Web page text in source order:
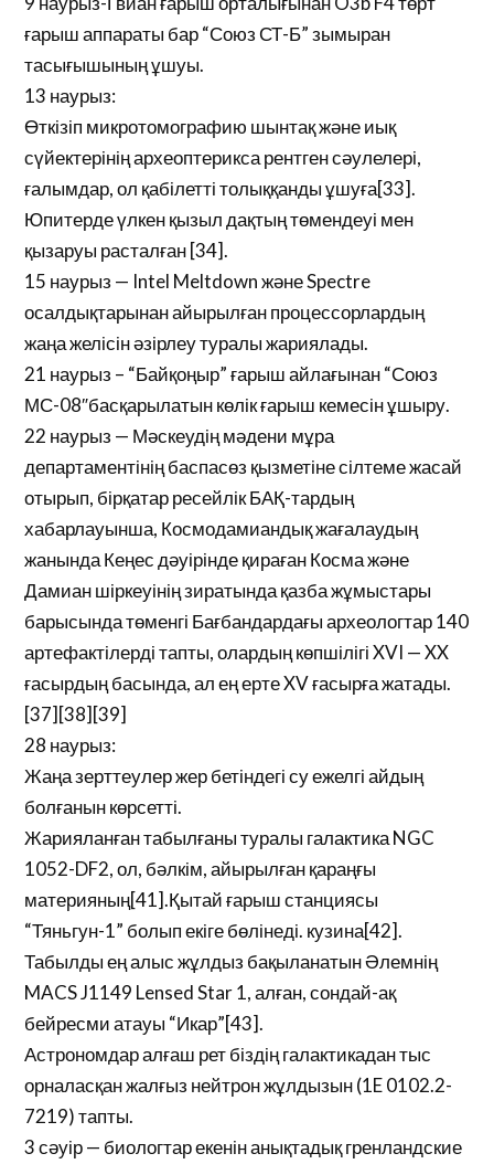
ғарыш аппараты бар “Союз СТ-Б” зымыран
тасығышының ұшуы.
13 наурыз:
Өткізіп микротомографию шынтақ және иық
сүйектерінің археоптерикса рентген сәулелері,
ғалымдар, ол қабілетті толыққанды ұшуға[33].
Юпитерде үлкен қызыл дақтың төмендеуі мен
қызаруы расталған [34].
15 наурыз — Intel Meltdown және Spectre
осалдықтарынан айырылған процессорлардың
жаңа желісін әзірлеу туралы жариялады.
21 наурыз – “Байқоңыр” ғарыш айлағынан “Союз
МС-08″басқарылатын көлік ғарыш кемесін ұшыру.
22 наурыз — Мәскеудің мәдени мұра
департаментінің баспасөз қызметіне сілтеме жасай
отырып, бірқатар ресейлік БАҚ-тардың
хабарлауынша, Космодамиандық жағалаудың
жанында Кеңес дәуірінде қираған Косма және
Дамиан шіркеуінің зиратында қазба жұмыстары
барысында төменгі Бағбандардағы археологтар 140
артефактілерді тапты, олардың көпшілігі XVI — XX
ғасырдың басында, ал ең ерте XV ғасырға жатады.
[37][38][39]
28 наурыз:
Жаңа зерттеулер жер бетіндегі су ежелгі айдың
болғанын көрсетті.
Жарияланған табылғаны туралы галактика NGC
1052-DF2, ол, бәлкім, айырылған қараңғы
материяның[41].Қытай ғарыш станциясы
“Тяньгун-1” болып екіге бөлінеді. кузина[42].
Табылды ең алыс жұлдыз бақыланатын Әлемнің
MACS J1149 Lensed Star 1, алған, сондай-ақ
бейресми атауы “Икар”[43].
Астрономдар алғаш рет біздің галактикадан тыс
орналасқан жалғыз нейтрон жұлдызын (1E 0102.2-
7219) тапты.
3 сәуір — биологтар екенін анықтадық гренландские